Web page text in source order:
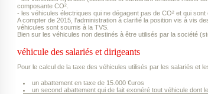
composante CO².
- les véhicules électriques qui ne dégagent pas de CO² et qui sont
A compter de 2015, l'administration à clarifié la position vis à vis
véhicules sont soumis à la TVS.
Bien sur les véhicules non destinés à être utilisés par la société
véhicule des salariés et dirigeants
Pour le calcul de la taxe des véhicules utilisés par les salariés et
un abattement en taxe de 15.000 €uros
un second abattement qui de fait exonéré tout véhicule dont